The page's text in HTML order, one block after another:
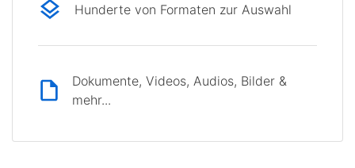
Hunderte von Formaten zur Auswahl
Dokumente, Videos, Audios, Bilder &
mehr...